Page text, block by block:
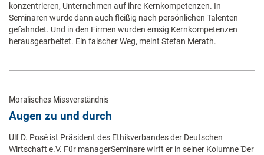
konzentrieren, Unternehmen auf ihre Kernkompetenzen. In
Seminaren wurde dann auch fleißig nach persönlichen Talenten
gefahndet. Und in den Firmen wurden emsig Kernkompetenzen
herausgearbeitet. Ein falscher Weg, meint Stefan Merath.
Moralisches Missverständnis
Augen zu und durch
Ulf D. Posé ist Präsident des Ethikverbandes der Deutschen
Wirtschaft e.V. Für managerSeminare wirft er in seiner Kolumne 'Der